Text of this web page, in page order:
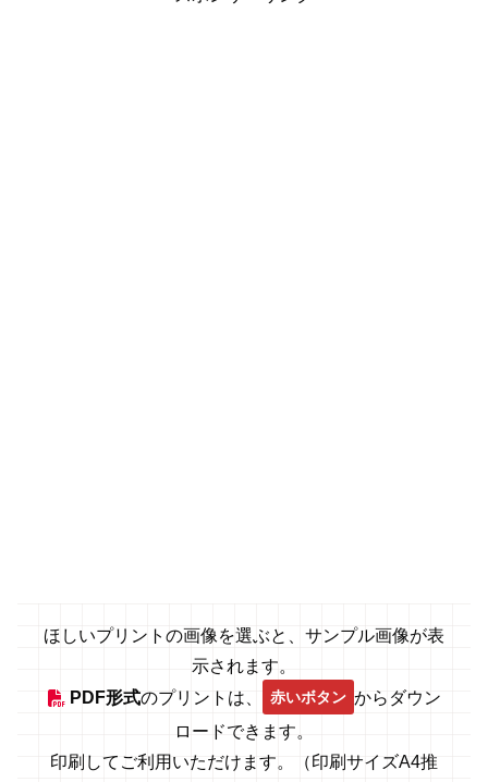
ほしいプリントの画像を選ぶと、サンプル画像が表
示されます。
PDF形式のプリントは、 赤いボタン からダウン
ロードできます。
印刷してご利用いただけます。（印刷サイズA4推